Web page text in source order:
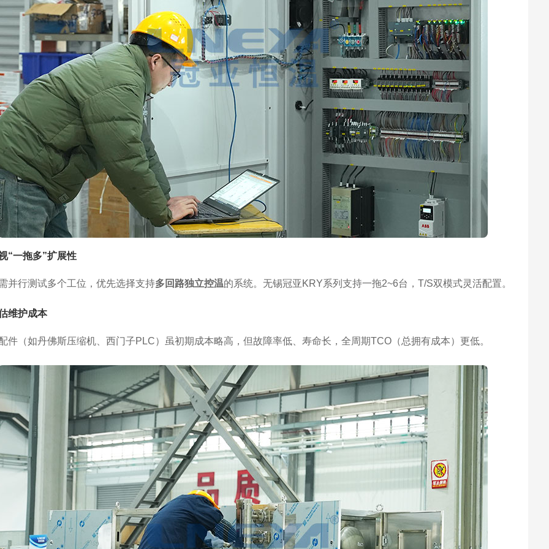
“一拖多”扩展性
并行测试多个工位，优先选择支持多回路独立控温的系统。无锡冠亚KRY系列支持一拖2~6台，T/S双模式灵活配置。
维护成本
件（如丹佛斯压缩机、西门子PLC）虽初期成本略高，但故障率低、寿命长，全周期TCO（总拥有成本）更低。